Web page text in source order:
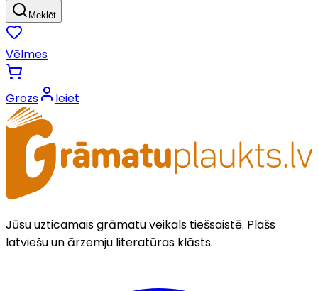
Meklēt
Vēlmes
Grozs Ieiet
Jūsu uzticamais grāmatu veikals tiešsaistē. Plašs
latviešu un ārzemju literatūras klāsts.